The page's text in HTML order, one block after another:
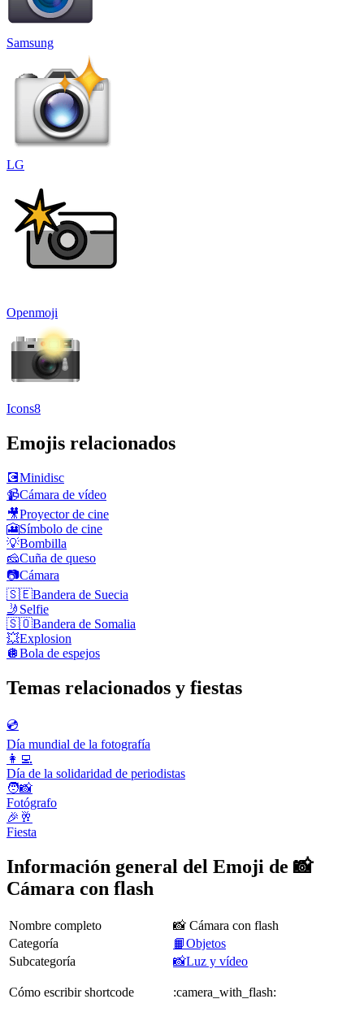
Samsung
LG
Openmoji
Icons8
Emojis relacionados
💽Minidisc
📹Cámara de vídeo
🎥Proyector de cine
🎦Símbolo de cine
💡Bombilla
🧀Cuña de queso
📷Cámara
🇸🇪Bandera de Suecia
🤳 Selfie
🇸🇴Bandera de Somalia
💥Explosion
🪩Bola de espejos
Temas relacionados y fiestas
💿
Día mundial de la fotografía
👩‍💻
Día de la solidaridad de periodistas
🧑📸
Fotógrafo
🎉🥂
Fiesta
Información general del Emoji de 📸
Cámara con flash
Nombre completo
📸 Cámara con flash
Categoría
📙Objetos
Subcategoría
📸Luz y vídeo
Cómo escribir shortcode :camera_with_flash: